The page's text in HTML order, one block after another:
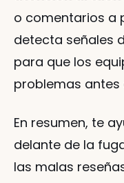
o comentarios a
detecta señales
para que los
problemas antes
En resumen, te
delante de la
las malas